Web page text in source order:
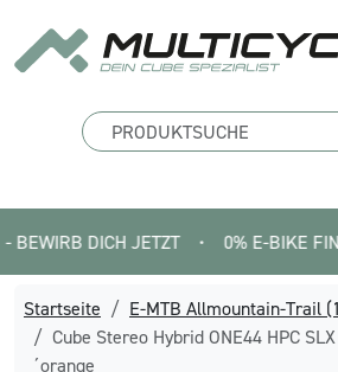
DICH JETZT • 0% E-BIKE
Startseite
E-MTB Allmountain-Trail
Cube Stereo Hybrid ONE44 HPC
´orange